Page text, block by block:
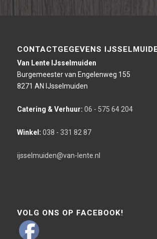
CONTACTGEGEVENS
Van Lente IJsselmuiden
Burgemeester van Engelenweg 155
8271 AN IJsselmuiden
Catering & Verhuur: 06 - 575 64 204
Winkel: 038 - 331 82 87
ijsselmuiden@van-lente.nl
VOLG ONS OP FACEBOOK!